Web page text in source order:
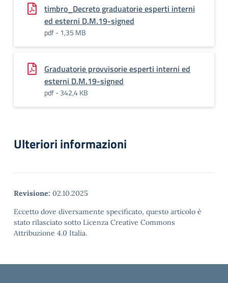
timbro_Decreto graduatorie esperti interni
ed esterni D.M.19-signed
pdf - 1,35 MB
Graduatorie provvisorie esperti interni ed
esterni D.M.19-signed
pdf - 342,4 KB
Ulteriori informazioni
Revisione: 02.10.2025
Eccetto dove diversamente specificato, questo articolo è
stato rilasciato sotto Licenza Creative Commons
Attribuzione 4.0 Italia.